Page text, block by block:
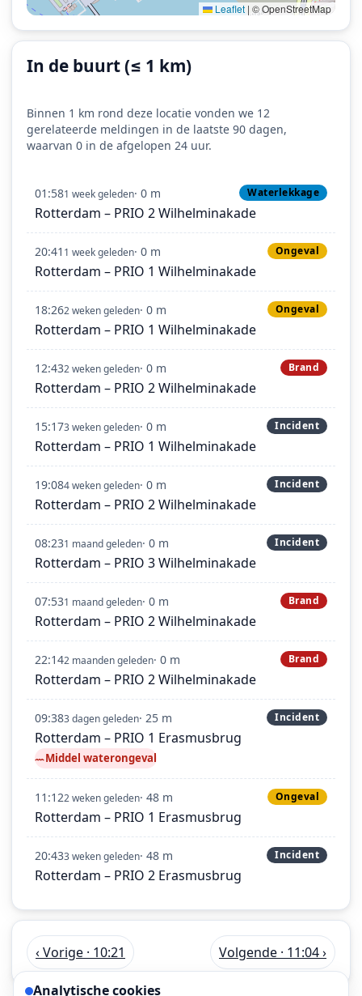
Leaflet | © OpenStreetMap
In de buurt (≤ 1 km)
Binnen 1 km rond deze locatie vonden we 12
gerelateerde meldingen in de laatste 90 dagen,
waarvan 0 in de afgelopen 24 uur.
01:581 week geleden· 0 m Waterlekkage
Rotterdam – PRIO 2 Wilhelminakade
20:41 1 week geleden· 0 m Ongeval
Rotterdam – PRIO 1 Wilhelminakade
18:262 weken geleden· 0 m Ongeval
Rotterdam – PRIO 1 Wilhelminakade
12:432 weken geleden· 0 m Brand
Rotterdam – PRIO 2 Wilhelminakade
15:173 weken geleden· 0 m Incident
Rotterdam – PRIO 1 Wilhelminakade
19:084 weken geleden· 0 m Incident
Rotterdam – PRIO 2 Wilhelminakade
08:231 maand geleden· 0 m Incident
Rotterdam – PRIO 3 Wilhelminakade
07:531 maand geleden· 0 m Brand
Rotterdam – PRIO 2 Wilhelminakade
22:142 maanden geleden· 0 m Brand
Rotterdam – PRIO 2 Wilhelminakade
09:383 dagen geleden· 25 m Incident
Rotterdam – PRIO 1 Erasmusbrug
Middel waterongeval
11:122 weken geleden· 48 m Ongeval
Rotterdam – PRIO 1 Erasmusbrug
20:433 weken geleden· 48 m Incident
Rotterdam – PRIO 2 Erasmusbrug
‹ Vorige · 10:21 Volgende · 11:04 ›
Analytische cookies